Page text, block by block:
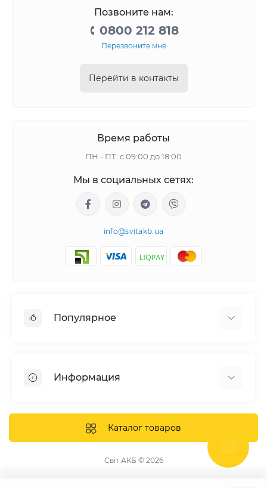
Позвоните нам:
0800 212 818
Перезвоните мне
Перейти в контакты
Время работы
ПН - ПТ: с 09:00 до 18:00
Мы в социальных сетях:
info@svitakb.ua
Популярное
Системы хранения энергии
Инверторы
Аккумуляторы
Информация
Доставка и оплата
Каталог товаров
Світ АКБ © 2026